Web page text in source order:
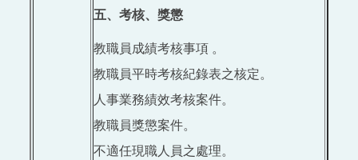
五、考核、獎懲
教職員成績考核事項 。
教職員平時考核紀錄表之核定。
人事業務績效考核案件。
教職員獎懲案件。
不適任現職人員之處理。